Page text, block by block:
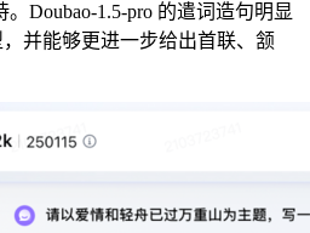
Doubao-1.5-pro 的遣词造句明显
并能够更进一步给出首联、颔